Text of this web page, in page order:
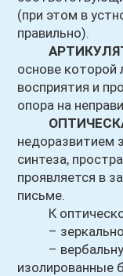
(при этом в
правильно).
основе которой
восприятия и
опора на
недоразвитием
синтеза,
проявляется в
письме.
К оптической
–
– вербальную
изолированные